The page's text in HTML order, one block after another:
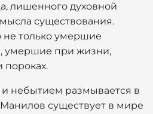
лишенного духовной
существования.
только умершие
умершие при жизни,
пороках.
небытием размывается в
существует в мире